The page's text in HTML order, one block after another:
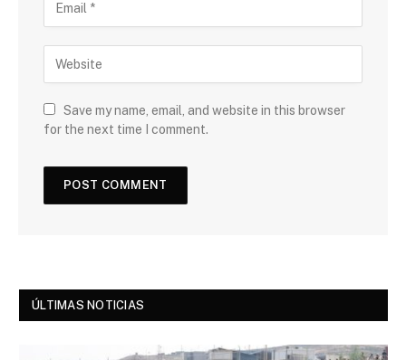
Save my name, email, and website in this browser
for the next time I comment.
ÚLTIMAS NOTICIAS